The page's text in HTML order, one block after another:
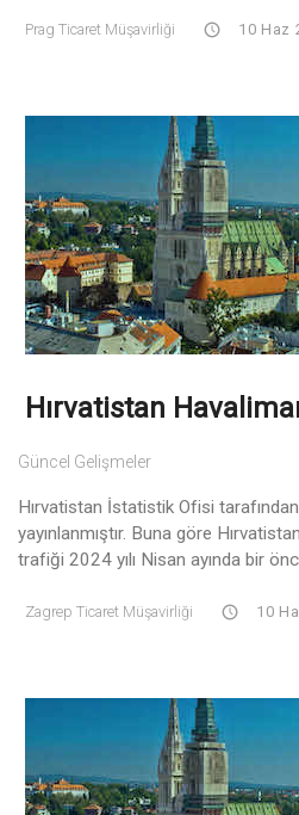
Prag Ticaret Müşavirliği 10 Haz
Hırvatistan
Güncel Gelişmeler
Hırvatistan İstatistik Ofisi
yayınlanmıştır. Buna göre
trafiği 2024 yılı Nisan ayında bir
Zagrep Ticaret Müşavirliği 10